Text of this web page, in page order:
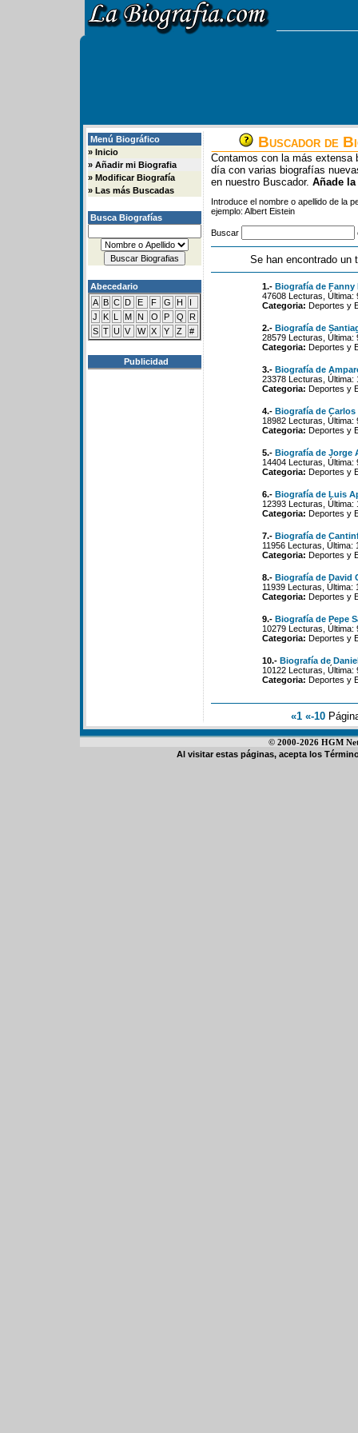
Menú Biográfico
» Inicio
» Añadir mi Biografia
» Modificar Biografía
» Las más Buscadas
Busca Biografías
Abecedario
A B C D E F G H
I
J
K L M N O P Q
R
S T U V W X Y Z #
Publicidad
Buscador de
Contamos con la más extensa
día con varias biografías
en nuestro Buscador. Añade
Introduce el nombre o apellido de la
ejemplo: Albert Eistein
Buscar
Se han encontrado un
1.- Biografía de Fanny
47608 Lecturas, Última:
Categoria: Deportes y
2.- Biografía de
28579 Lecturas, Última:
Categoria: Deportes y
3.- Biografía de
23378 Lecturas, Última:
Categoria: Deportes y
4.- Biografía de Carlos
18982 Lecturas,
Categoria: Deportes y
5.- Biografía de Jorge
14404 Lecturas,
Categoria: Deportes y
6.- Biografía de Luis
12393 Lecturas,
Categoria: Deportes y
7.- Biografía de
11956 Lecturas,
Categoria: Deportes y
8.- Biografía de David
11939 Lecturas, Última:
Categoria: Deportes y
9.- Biografía de Pepe
10279 Lecturas,
Categoria: Deportes y
10.- Biografía de
10122 Lecturas,
Categoria: Deportes y
«1 «-10
© 2000-2026 HGM
Al visitar estas páginas, acepta los